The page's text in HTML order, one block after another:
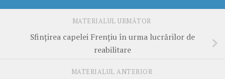
MATERIALUL URMĂTOR
Sfințirea capelei Frențiu în urma lucrărilor de
reabilitare
MATERIALUL ANTERIOR